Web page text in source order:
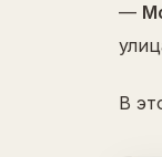
—
В